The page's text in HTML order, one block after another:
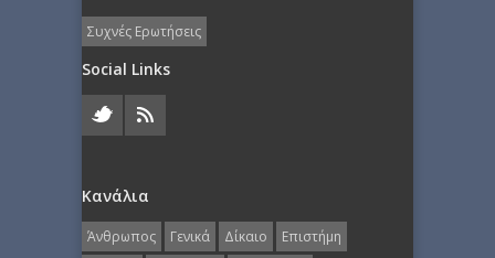
Συχνές Ερωτήσεις
Social Links
Κανάλια
Άνθρωπος Γενικά Δίκαιο
Επιστήμη